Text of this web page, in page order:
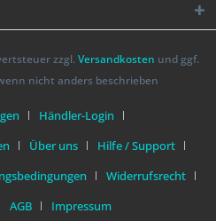
zzgl. Versandkosten und ggf.
nicht anders beschrieben
Händler-Login
Über uns
Hilfe / Support
Widerrufsrecht
AGB Impressum